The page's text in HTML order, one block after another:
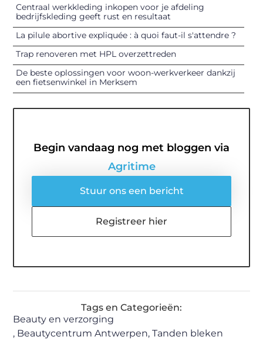
Centraal werkkleding inkopen voor je afdeling
bedrijfskleding geeft rust en resultaat
La pilule abortive expliquée : à quoi faut-il s'attendre ?
Trap renoveren met HPL overzettreden
De beste oplossingen voor woon-werkverkeer dankzij
een fietsenwinkel in Merksem
Begin vandaag nog met bloggen via
Agritime
Stuur ons een bericht
Registreer hier
Tags en Categorieën:
Beauty en verzorging
, Beautycentrum Antwerpen,Tanden bleken